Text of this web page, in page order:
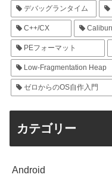
デバッグランタイム
C++/CX
PEフォーマット
Low-Fragmentation Heap
ゼロからのOS自作入門
カテゴリー
Android